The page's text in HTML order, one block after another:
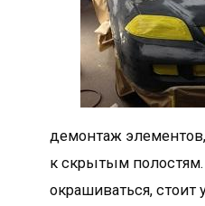
демонтаж
к скрытым
окрашиваться,